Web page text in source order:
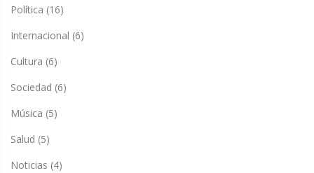
Política (16)
Internacional (6)
Cultura (6)
Sociedad (6)
Música (5)
Salud (5)
Noticias (4)